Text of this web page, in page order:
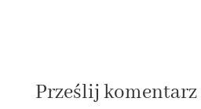
Prześlij komentarz